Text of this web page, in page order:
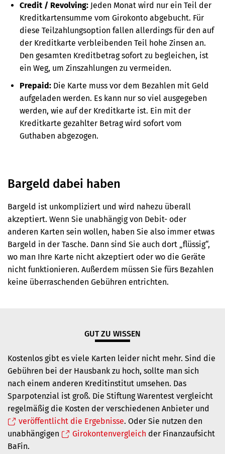
Credit / Revolving: Jeden Monat wird nur ein Teil der
Kreditkartensumme vom Girokonto abgebucht. Für
diese Teilzahlungsoption fallen allerdings für den auf
der Kreditkarte verbleibenden Teil hohe Zinsen an.
Den gesamten Kreditbetrag sofort zu begleichen, ist
ein Weg, um Zinszahlungen zu vermeiden.
Prepaid: Die Karte muss vor dem Bezahlen mit Geld
aufgeladen werden. Es kann nur so viel ausgegeben
werden, wie auf der Kreditkarte ist. Ein mit der
Kreditkarte gezahlter Betrag wird sofort vom
Guthaben abge­zogen.
Bargeld dabei haben
Bargeld ist unkompliziert und wird nahezu überall
akzeptiert. Wenn Sie unabhängig von Debit- oder
anderen Karten sein wollen, haben Sie also immer etwas
Bargeld in der Tasche. Dann sind Sie auch dort „flüssig“,
wo man Ihre Karte nicht akzeptiert oder wo die Geräte
nicht funktionieren. Außerdem müssen Sie fürs Bezahlen
keine überraschenden Gebühren entrichten.
GUT ZU WISSEN
Kostenlos gibt es viele Karten leider nicht mehr. Sind die
Gebühren bei der Hausbank zu hoch, sollte man sich
nach einem anderen Kreditinstitut umsehen. Das
Sparpotenzial ist groß. Die Stiftung Warentest vergleicht
regelmäßig die Kosten der verschiedenen Anbieter und
veröffentlicht die Ergebnisse. Oder Sie nutzen den
unabhängigen
Girokontenvergleich der Finanzaufsicht
BaFin.